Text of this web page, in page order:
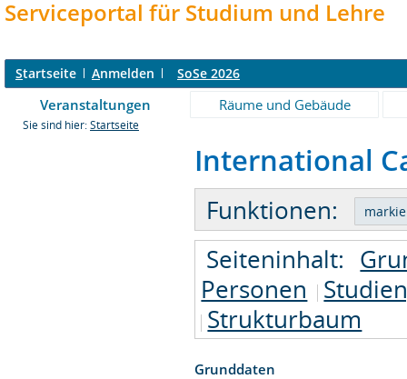
Serviceportal für Studium und Lehre
Startseite Anmelden SoSe 2026
Veranstaltungen Räume und Gebäude
Sie sind hier: Startseite
International
Funktionen:
Seiteninhalt:
Personen
Strukturbaum
Grunddaten